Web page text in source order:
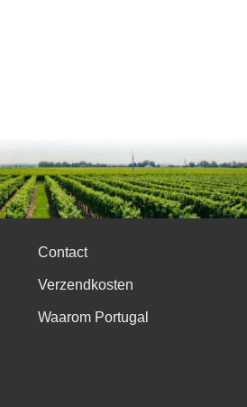
Contact
Verzendkosten
Waarom Portugal